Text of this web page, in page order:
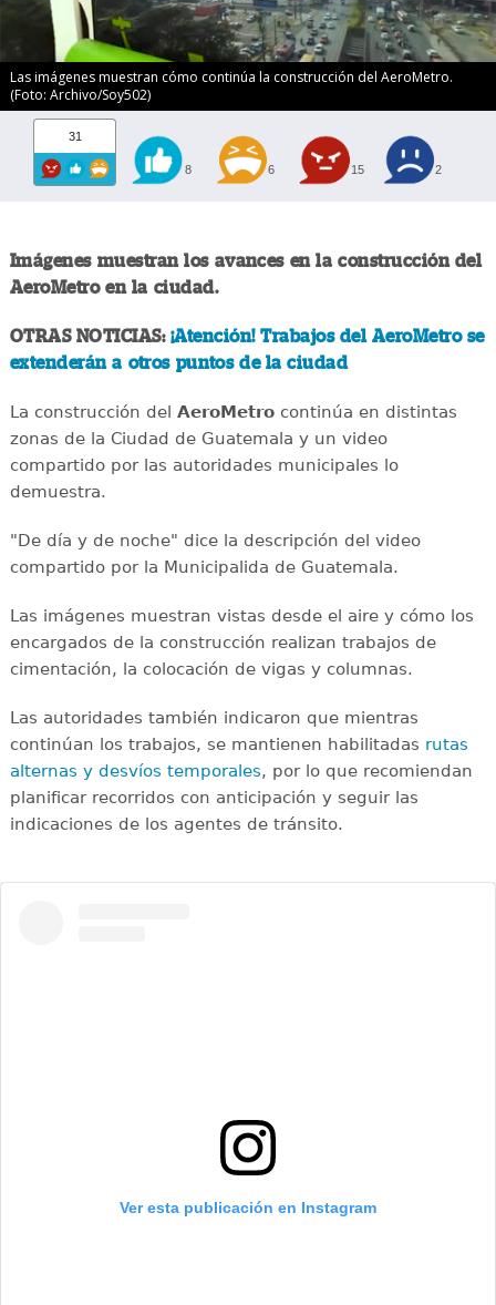
Las imágenes muestran cómo continúa la construcción del AeroMetro.
(Foto: Archivo/Soy502)
31
8 6 15 2
Imágenes muestran los avances en la construcción del
AeroMetro en la ciudad.
OTRAS NOTICIAS: ¡Atención! Trabajos del AeroMetro se
extenderán a otros puntos de la ciudad
La construcción del AeroMetrocontinúa en distintas
zonas de la Ciudad de Guatemala y un video
compartido por las autoridades municipales lo
demuestra.
"De día y de noche" dice la descripción del video
compartido por la Municipalida de Guatemala.
Las imágenes muestran vistas desde el aire y cómo los
encargados de la construcción realizan trabajos de
cimentación, la colocación de vigas y columnas.
Las autoridades también indicaron que mientras
continúan los trabajos, se mantienen habilitadas rutas
alternas y desvíos temporales, por lo que recomiendan
planificar recorridos con anticipación y seguir las
indicaciones de los agentes de tránsito.
Ver esta publicación en Instagram